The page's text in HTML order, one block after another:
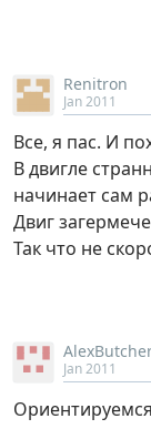
Renitron
Jan 2011
Все, я пас. И
В двигле
начинает сам
Двиг
Так что не
Jan 2011